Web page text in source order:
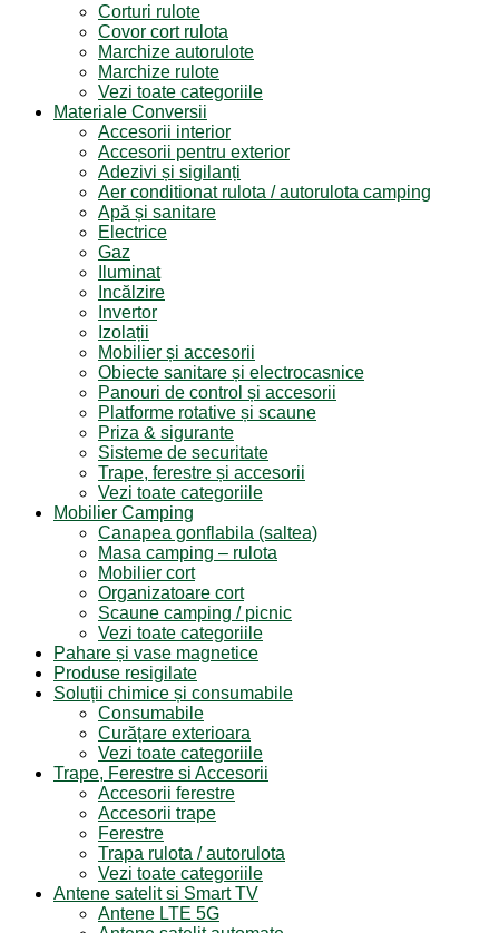
Corturi rulote
Covor cort rulota
Marchize autorulote
Marchize rulote
Vezi toate categoriile
Materiale Conversii
Accesorii interior
Accesorii pentru exterior
Adezivi și sigilanți
Aer conditionat rulota / autorulota camping
Apă și sanitare
Electrice
Gaz
Iluminat
Incălzire
Invertor
Izolații
Mobilier și accesorii
Obiecte sanitare și electrocasnice
Panouri de control și accesorii
Platforme rotative și scaune
Priza & sigurante
Sisteme de securitate
Trape, ferestre și accesorii
Vezi toate categoriile
Mobilier Camping
Canapea gonflabila (saltea)
Masa camping – rulota
Mobilier cort
Organizatoare cort
Scaune camping / picnic
Vezi toate categoriile
Pahare și vase magnetice
Produse resigilate
Soluții chimice și consumabile
Consumabile
Curățare exterioara
Vezi toate categoriile
Trape, Ferestre si Accesorii
Accesorii ferestre
Accesorii trape
Ferestre
Trapa rulota / autorulota
Vezi toate categoriile
Antene satelit si Smart TV
Antene LTE 5G